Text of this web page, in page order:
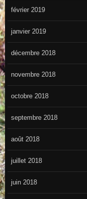
février 2019
janvier 2019
décembre 2018
novembre 2018
octobre 2018
septembre 2018
août 2018
juillet 2018
juin 2018